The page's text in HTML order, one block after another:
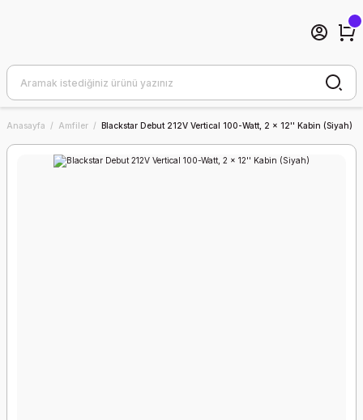
Anasayfa Amfiler Blackstar Debut 212V Vertical 100-Watt, 2 x 12'' Kabin (Siyah)